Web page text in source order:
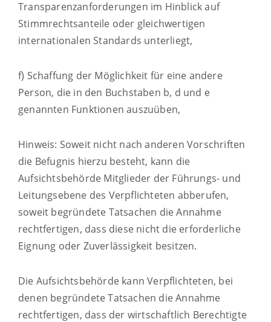
Transparenzanforderungen im Hinblick auf
Stimmrechtsanteile oder gleichwertigen
internationalen Standards unterliegt,
f) Schaffung der Möglichkeit für eine andere
Person, die in den Buchstaben b, d und e
genannten Funktionen auszuüben,
Hinweis: Soweit nicht nach anderen Vorschriften
die Befugnis hierzu besteht, kann die
Aufsichtsbehörde Mitglieder der Führungs- und
Leitungsebene des Verpflichteten abberufen,
soweit begründete Tatsachen die Annahme
rechtfertigen, dass diese nicht die erforderliche
Eignung oder Zuverlässigkeit besitzen.
Die Aufsichtsbehörde kann Verpflichteten, bei
denen begründete Tatsachen die Annahme
rechtfertigen, dass der wirtschaftlich Berechtigte